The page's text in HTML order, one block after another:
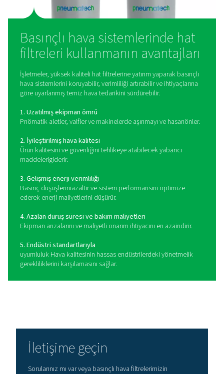
Küçük ila orta boyutlu sistemlerde yaygınolarak
filtreler, kolay kurulum için dişli bağlantılara sahiptir ve
partikül ve nem giderme sağlar.
Flanşlı filtreler
Daha büyük hava sistemleri içintasarlanan bu ağır
filtreler, endüstriyel uygulamalar için yüksek akış hızları
bağlantılar sunar.
Aktif karbon filtreleri
Yağ buharlarını, kokuları ve hidrokarbonları
kullanılan bu filtreler, gıda ve ilaç gibi hassas
olan ultra temiz hava sağlar.
Yüksek basınçlı filtreler
Aşırı basınca dayanacak şekilde üretilen bu filtreler,
yüksek performanslı üretim gibi zorlu ortamlarda
Doğru hat filtresi nasıl
özellikleri dahil olmak üzere çeşitli temel faktörlere
aerosolleri veya buharlar) belirleyerek başlayın ve